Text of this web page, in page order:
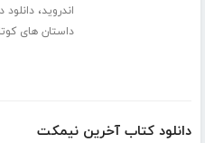
اندروید،
داستان های
دانلود کتاب آخرین نیمکت